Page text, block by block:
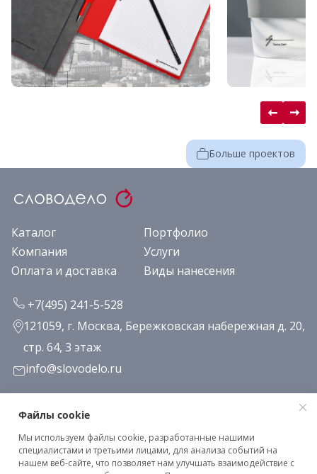
Больше проектов
Каталог
Портфолио
Компания
Услуги
Оплата и доставка
Виды нанесения
+7(495) 241-5-528
121059, г. Москва, Бережковская набережная д. 20,
стр. 64, 3 этаж
info@slovodelo.ru
Заказать звонок
Подписаться на рассылку
Файлы cookie
Мы используем файлы cookie, разработанные нашими
специалистами и третьими лицами, для анализа событий на
нашем веб-сайте, что позволяет нам улучшать взаимодействие с